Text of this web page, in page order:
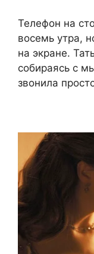
Телефон на
восемь утра,
на экране.
собираясь с
звонила